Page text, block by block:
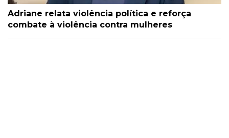
Adriane relata violência política e reforça
combate à violência contra mulheres